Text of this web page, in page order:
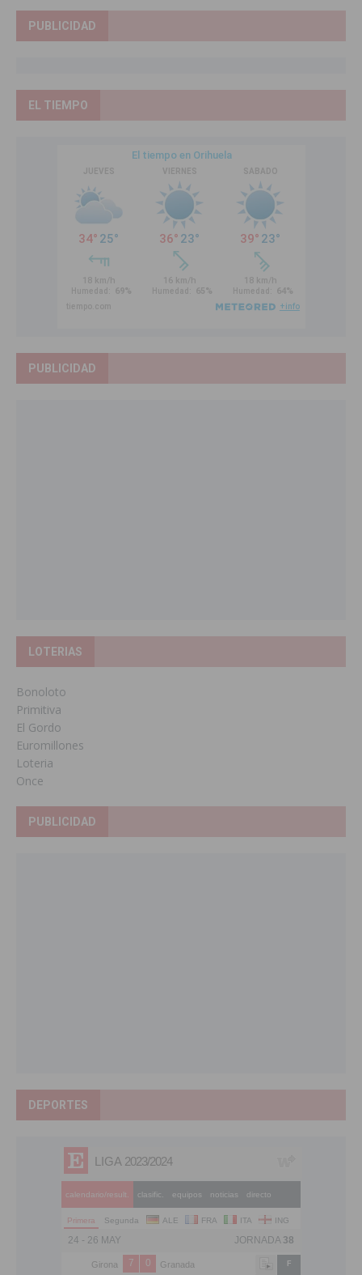
PUBLICIDAD
EL TIEMPO
PUBLICIDAD
LOTERIAS
Bonoloto
Primitiva
El Gordo
Euromillones
Loteria
Once
PUBLICIDAD
DEPORTES